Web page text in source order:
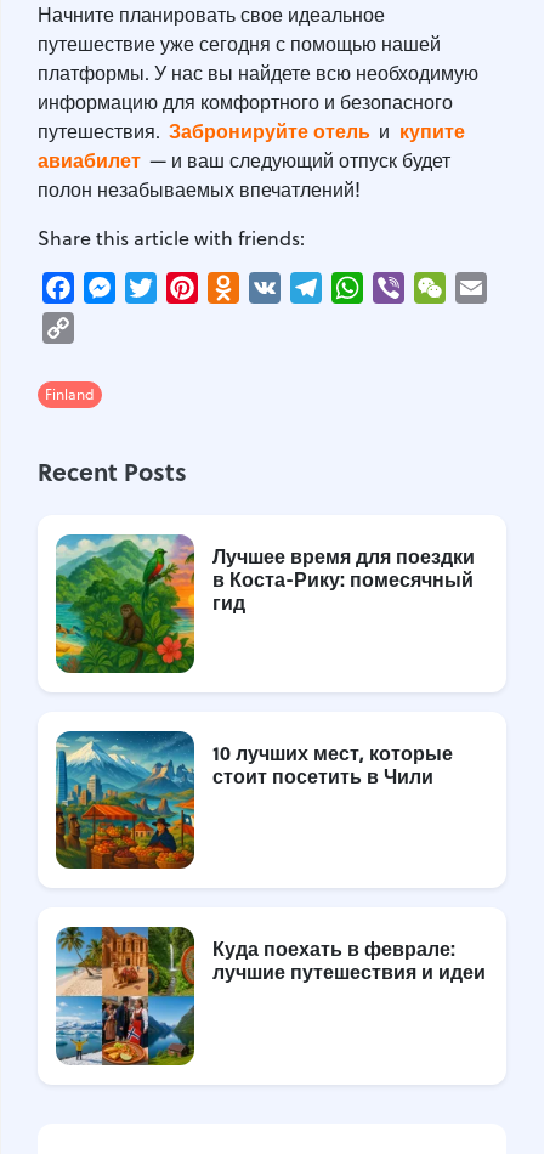
Начните планировать свое идеальное
путешествие уже сегодня с помощью нашей
платформы. У нас вы найдете всю необходимую
информацию для комфортного и безопасного
путешествия. Забронируйте отель и купите
авиабилет — и ваш следующий отпуск будет
полон незабываемых впечатлений!
Share this article with friends:
FacebookMessenger
TwitterPinterestOdnoklassniki
VK TelegramWhatsApp
Viber WeChat
Finland
Recent Posts
Лучшее время для поездки
в Коста-Рику: помесячный
гид
10 лучших мест, которые
стоит посетить в Чили
Куда поехать в феврале:
лучшие путешествия и идеи